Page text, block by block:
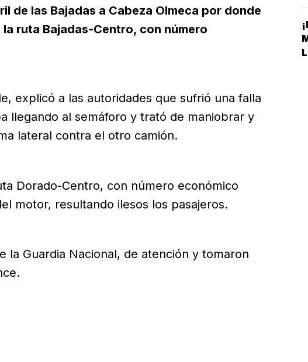
de las Bajadas a Cabeza Olmeca por donde
ruta Bajadas-Centro, con número
explicó a las autoridades que sufrió una falla
llegando al semáforo y trató de maniobrar y
lateral contra el otro camión.
Dorado-Centro, con número económico
motor, resultando ilesos los pasajeros.
la Guardia Nacional, de atención y tomaron